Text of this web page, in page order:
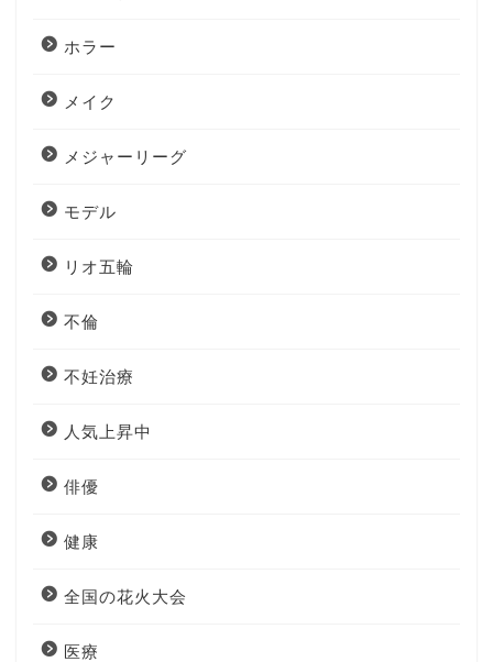
ホラー
メイク
メジャーリーグ
モデル
リオ五輪
不倫
不妊治療
人気上昇中
俳優
健康
全国の花火大会
医療